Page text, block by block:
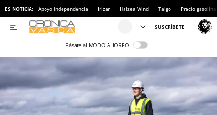
ES NOTICIA: Apoyo independencia Irizar Haizea Wind Talgo Precio gasolina
Pásate al MODO AHORRO